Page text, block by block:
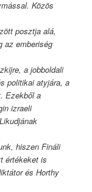
Közös
posztja alá,
az emberiség
a jobboldali
politikai atyjára, a
Ezekből a
izraeli
hiszen Fináli
értékeket is
és Horthy